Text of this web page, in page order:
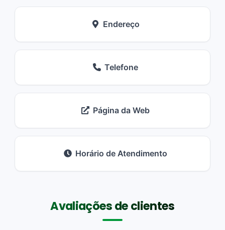
Endereço
Telefone
Página da Web
Horário de Atendimento
Avaliações de clientes